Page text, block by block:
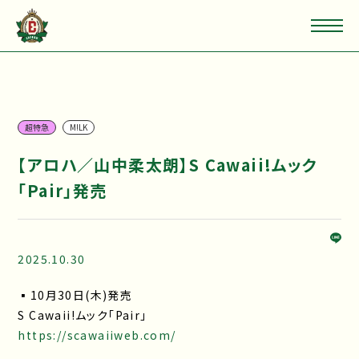
超特急 M!LK
【アロハ／山中柔太朗】S Cawaii!ムック
「Pair」発売
2025.10.30
▪10月30日(木)発売
S Cawaii!ムック「Pair」
https://scawaiiweb.com/